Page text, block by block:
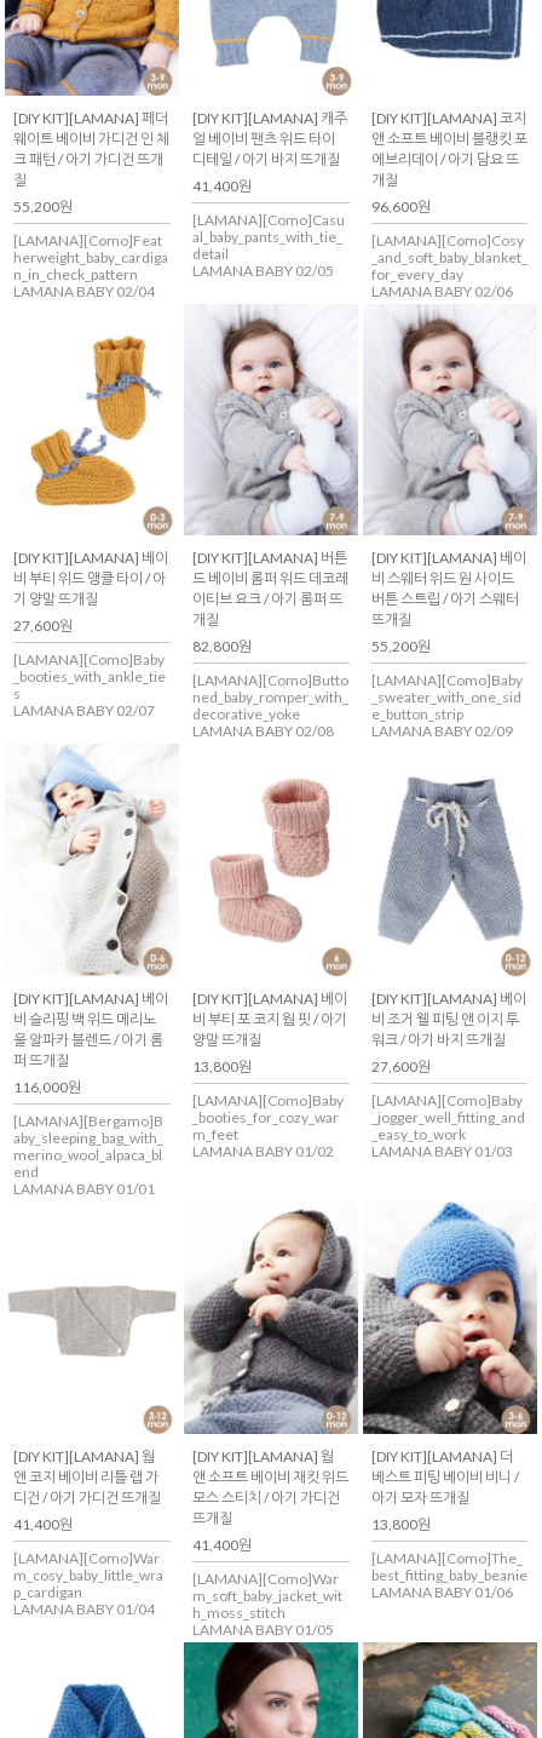
[DIY KIT][LAMANA] 페더
웨이트 베이비 가디건 인 체
크 패턴 / 아기 가디건 뜨개
질
55,200원
[LAMANA][Como]Feat
herweight_baby_cardiga
n_in_check_pattern
LAMANA BABY 02/04
[DIY KIT][LAMANA] 캐주
얼 베이비 팬츠 위드 타이
디테일 / 아기 바지 뜨개질
41,400원
[LAMANA][Como]Casu
al_baby_pants_with_tie_
detail
LAMANA BABY 02/05
[DIY KIT][LAMANA] 코지
앤 소프트 베이비 블랭킷 포
에브리데이 / 아기 담요 뜨
개질
96,600원
[LAMANA][Como]Cosy
_and_soft_baby_blanket_
for_every_day
LAMANA BABY 02/06
[DIY KIT][LAMANA] 베이
비 부티 위드 앵클 타이 / 아
기 양말 뜨개질
27,600원
[LAMANA][Como]Baby
_booties_with_ankle_tie
s
LAMANA BABY 02/07
[DIY KIT][LAMANA] 버튼
드 베이비 롬퍼 위드 데코레
이티브 요크 / 아기 롬퍼 뜨
개질
82,800원
[LAMANA][Como]Butto
ned_baby_romper_with_
decorative_yoke
LAMANA BABY 02/08
[DIY KIT][LAMANA] 베이
비 스웨터 위드 원 사이드
버튼 스트립 / 아기 스웨터
뜨개질
55,200원
[LAMANA][Como]Baby
_sweater_with_one_sid
e_button_strip
LAMANA BABY 02/09
[DIY KIT][LAMANA] 베이
비 슬리핑 백 위드 메리노
울 알파카 블렌드 / 아기 롬
퍼 뜨개질
116,000원
[LAMANA][Bergamo]B
aby_sleeping_bag_with_
merino_wool_alpaca_bl
end
LAMANA BABY 01/01
[DIY KIT][LAMANA] 베이
비 부티 포 코지 웜 핏 / 아기
양말 뜨개질
13,800원
[LAMANA][Como]Baby
_booties_for_cozy_war
m_feet
LAMANA BABY 01/02
[DIY KIT][LAMANA] 베이
비 조거 웰 피팅 앤 이지 투
워크 / 아기 바지 뜨개질
27,600원
[LAMANA][Como]Baby
_jogger_well_fitting_and
_easy_to_work
LAMANA BABY 01/03
[DIY KIT][LAMANA] 웜
앤 코지 베이비 리틀 랩 가
디건 / 아기 가디건 뜨개질
41,400원
[LAMANA][Como]War
m_cosy_baby_little_wra
p_cardigan
LAMANA BABY 01/04
[DIY KIT][LAMANA] 웜
앤 소프트 베이비 재킷 위드
모스 스티치 / 아기 가디건
뜨개질
41,400원
[LAMANA][Como]War
m_soft_baby_jacket_wit
h_moss_stitch
LAMANA BABY 01/05
[DIY KIT][LAMANA] 더
베스트 피팅 베이비 비니 /
아기 모자 뜨개질
13,800원
[LAMANA][Como]The_
best_fitting_baby_beanie
LAMANA BABY 01/06